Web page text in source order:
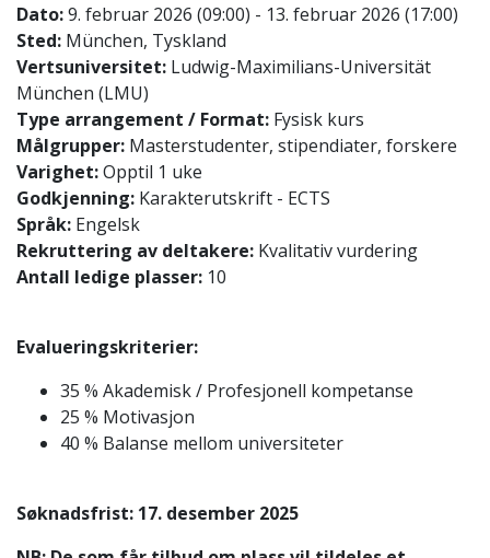
Dato:9. februar 2026 (09:00) - 13. februar 2026 (17:00)
Sted: München, Tyskland
Vertsuniversitet: Ludwig-Maximilians-Universität
München (LMU)
Type arrangement / Format: Fysisk kurs
Målgrupper: Masterstudenter, stipendiater, forskere
Varighet:Opptil 1 uke
Godkjenning: Karakterutskrift - ECTS
Språk: Engelsk
Rekruttering av deltakere: Kvalitativ vurdering
Antall ledige plasser: 10
Evalueringskriterier:
35 % Akademisk / Profesjonell kompetanse
25 % Motivasjon
40 % Balanse mellom universiteter
Søknadsfrist: 17. desember 2025